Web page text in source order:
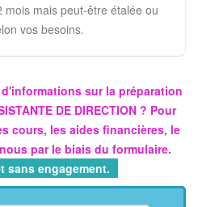
mais peut-être étalée ou
vos besoins.
sur la préparation
DE DIRECTION ? Pour
cours, les aides financières, le
par le biais du formulaire.
sans engagement.